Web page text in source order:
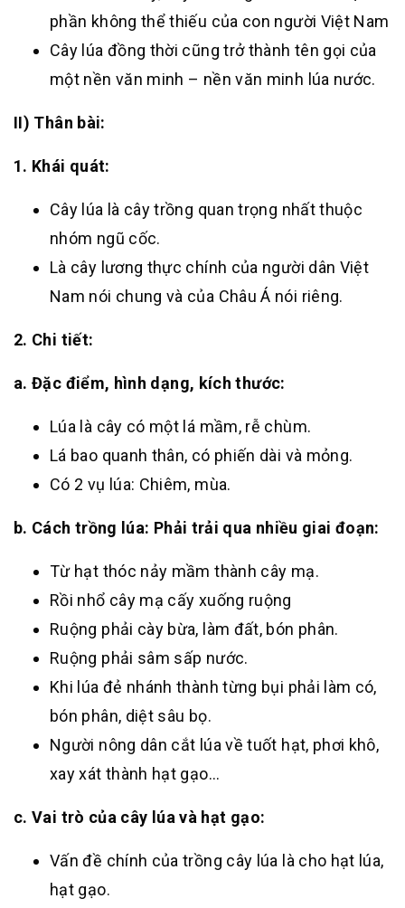
phần không thể thiếu của con người Việt Nam
Cây lúa đồng thời cũng trở thành tên gọi của
một nền văn minh – nền văn minh lúa nước.
II) Thân bài:
1. Khái quát:
Cây lúa là cây trồng quan trọng nhất thuộc
nhóm ngũ cốc.
Là cây lương thực chính của người dân Việt
Nam nói chung và của Châu Á nói riêng.
2. Chi tiết:
a. Đặc điểm, hình dạng, kích thước:
Lúa là cây có một lá mầm, rễ chùm.
Lá bao quanh thân, có phiến dài và mỏng.
Có 2 vụ lúa: Chiêm, mùa.
b. Cách trồng lúa: Phải trải qua nhiều giai đoạn:
Từ hạt thóc nảy mầm thành cây mạ.
Rồi nhổ cây mạ cấy xuống ruộng
Ruộng phải cày bừa, làm đất, bón phân.
Ruộng phải sâm sấp nước.
Khi lúa đẻ nhánh thành từng bụi phải làm có,
bón phân, diệt sâu bọ.
Người nông dân cắt lúa về tuốt hạt, phơi khô,
xay xát thành hạt gạo…
c. Vai trò của cây lúa và hạt gạo:
Vấn đề chính của trồng cây lúa là cho hạt lúa,
hạt gạo.